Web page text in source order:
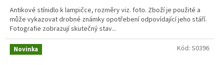
Antikové stínidlo k lampičce, rozměry viz. foto. Zboží je použité a
může vykazovat drobné známky opotřebení odpovídající jeho stáří.
Fotografie zobrazují skutečný stav...
Novinka Kód: S0396